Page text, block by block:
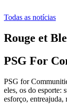
Todas as notícias
Rouge et
PSG For
PSG for
eles, os do esporte:
esforço, entreajuda,